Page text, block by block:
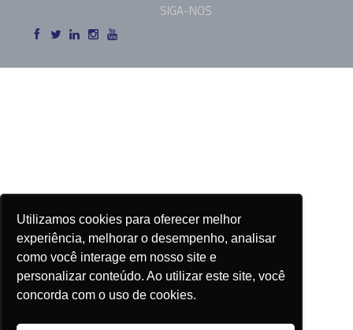
Utilizamos cookies para oferecer melhor
experiência, melhorar o desempenho, analisar
como você interage em nosso site e
personalizar conteúdo. Ao utilizar este site, você
concorda com o uso de cookies.
SIGA-NOS